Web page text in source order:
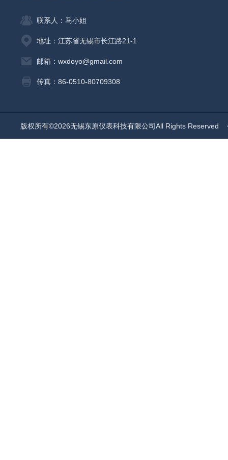
联系人：马小姐
地址：江苏省无锡市长江路21-1
邮箱：wxdoyo@gmail.com
传真：86-0510-80709308
版权所有©2026无锡东原仪表科技有限公司All Rights Reserved